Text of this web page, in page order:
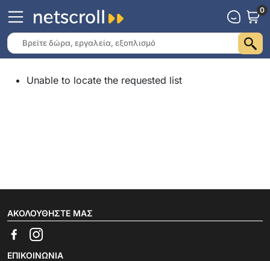
0
Unable to locate the requested list
ΑΚΟΛΟΥΘΉΣΤΕ ΜΑΣ
ΕΠΙΚΟΙΝΩΝΊΑ